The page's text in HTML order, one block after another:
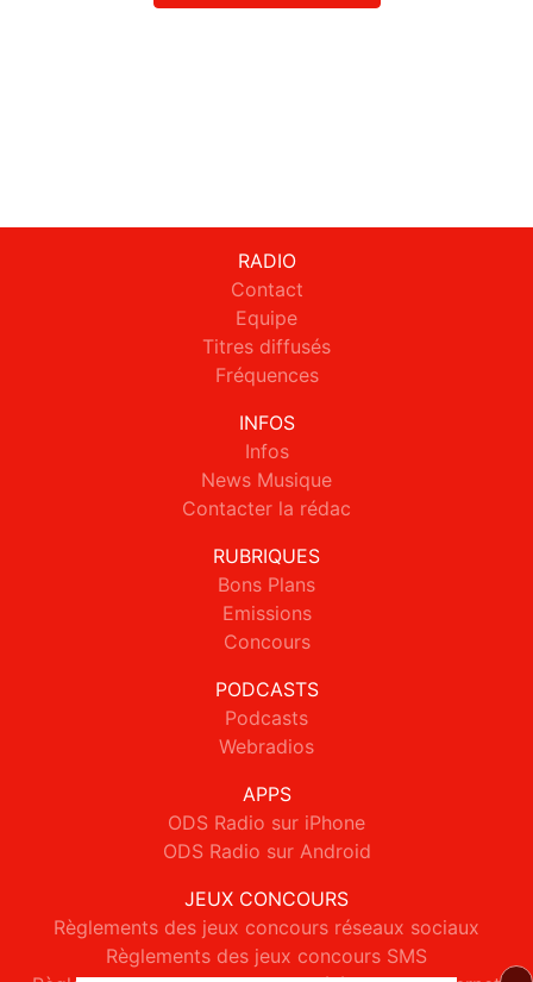
RADIO
Contact
Equipe
Titres diffusés
Fréquences
INFOS
Infos
News Musique
Contacter la rédac
RUBRIQUES
Bons Plans
Emissions
Concours
PODCASTS
Podcasts
Webradios
APPS
ODS Radio sur iPhone
ODS Radio sur Android
JEUX CONCOURS
Règlements des jeux concours réseaux sociaux
Règlements des jeux concours SMS